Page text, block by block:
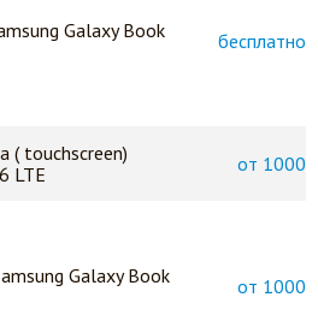
Galaxy Book
бесплатно
( touchscreen)
LTE
от 1000
Galaxy Book
от 1000